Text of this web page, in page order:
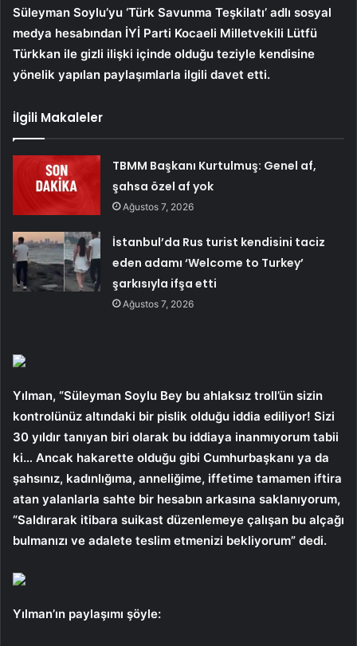
Süleyman Soylu’yu ‘Türk Savunma Teşkilatı’ adlı sosyal
medya hesabından İYİ Parti Kocaeli Milletvekili Lütfü
Türkkan ile gizli ilişki içinde olduğu teziyle kendisine
yönelik yapılan paylaşımlarla ilgili davet etti.
İlgili Makaleler
TBMM Başkanı Kurtulmuş: Genel af,
şahsa özel af yok
Ağustos 7, 2026
İstanbul’da Rus turist kendisini taciz
eden adamı ‘Welcome to Turkey’
şarkısıyla ifşa etti
Ağustos 7, 2026
Yılman, “Süleyman Soylu Bey bu ahlaksız troll’ün sizin
kontrolünüz altındaki bir pislik olduğu iddia ediliyor! Sizi
30 yıldır tanıyan biri olarak bu iddiaya inanmıyorum tabii
ki… Ancak hakarette olduğu gibi Cumhurbaşkanı ya da
şahsınız, kadınlığıma, anneliğime, iffetime tamamen iftira
atan yalanlarla sahte bir hesabın arkasına saklanıyorum,
“Saldırarak itibara suikast düzenlemeye çalışan bu alçağı
bulmanızı ve adalete teslim etmenizi bekliyorum” dedi.
Yılman’ın paylaşımı şöyle: